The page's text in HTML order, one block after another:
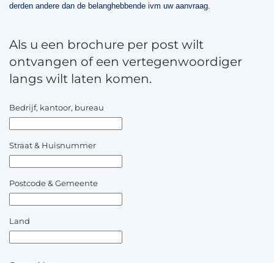
derden andere dan de belanghebbende ivm uw aanvraag.
Als u een brochure per post wilt
ontvangen of een vertegenwoordiger
langs wilt laten komen.
Bedrijf, kantoor, bureau
Straat & Huisnummer
Postcode & Gemeente
Land